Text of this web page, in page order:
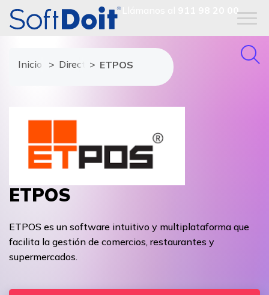
911 98 20 00
Inicio Directorio de proveedores
ETPOS
ETPOS
ETPOS es un software intuitivo y multiplataforma que
facilita la gestión de comercios, restaurantes y
supermercados.